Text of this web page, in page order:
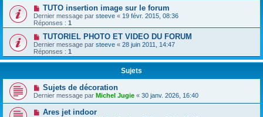
TUTO insertion image sur le forum
Dernier message par steeve « 19 févr. 2015, 08:36
Réponses : 1
TUTORIEL PHOTO ET VIDEO DU FORUM
Dernier message par steeve « 28 juin 2011, 14:47
Réponses : 1
Sujets
Sujets de décoration
Dernier message par Michel Jugie « 30 janv. 2026, 16:40
Ares jet indoor